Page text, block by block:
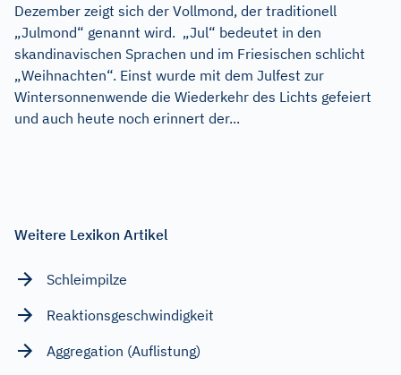
Dezember zeigt sich der Vollmond, der traditionell
„Julmond“ genannt wird. „Jul“ bedeutet in den
skandinavischen Sprachen und im Friesischen schlicht
„Weihnachten“. Einst wurde mit dem Julfest zur
Wintersonnenwende die Wiederkehr des Lichts gefeiert
und auch heute noch erinnert der...
Weitere Lexikon Artikel
Schleimpilze
Reaktionsgeschwindigkeit
Aggregation (Auflistung)